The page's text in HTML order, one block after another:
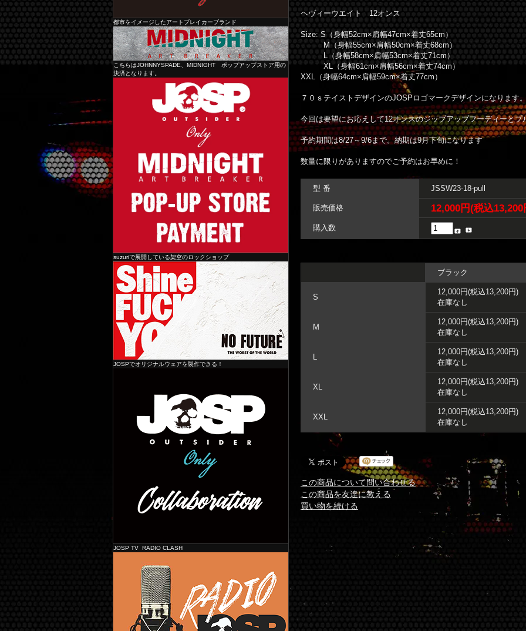
ヘヴィーウエイト 12オンス
Size: S（身幅52cm×肩幅47cm×着丈65cm）
M（身幅55cm×肩幅50cm×着丈68cm）
L（身幅58cm×肩幅53cm×着丈71cm）
XL（身幅61cm×肩幅56cm×着丈74cm）
XXL（身幅64cm×肩幅59cm×着丈77cm）
７０ｓテイストデザインのJOSPロゴマークデザインになります
今回は要望にお応えして12オンスのジップアップフーディーと
予約期間は8/27～9/6まで。納期は9月下旬になります
数量に限りがありますのでご予約はお早めに！
型 番 JSSW23-18-pull
販売価格 12,000円(税込13,200
購入数
ブラック
S
12,000円(税込13,200円)
在庫なし
M
12,000円(税込13,200円)
在庫なし
L
12,000円(税込13,200円)
在庫なし
XL
12,000円(税込13,200円)
在庫なし
XXL
12,000円(税込13,200円)
在庫なし
この商品について問い合わせる
この商品を友達に教える
買い物を続ける
JOHNNY SPADE
都市をイメージしたアートブレイカーブランド
MIDNIGHT
こちらはJOHNNYSPADE、MIDNIGHT ポップアップストア用の
決済となります。
suzuriで展開している架空のロックショップ
JOSPでオリジナルウェアを製作できる！
JOSP TV RADIO CLASH